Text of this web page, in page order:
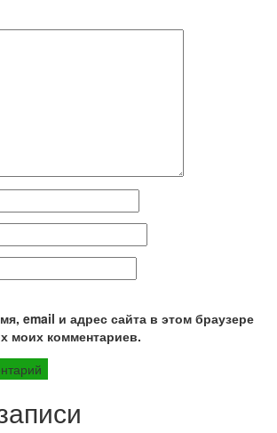
email и адрес сайта в этом браузере
моих комментариев.